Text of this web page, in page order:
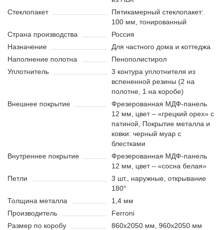
Стеклопакет
Пятикамерный стеклопакет:
100 мм, тонированный
Страна производства
Россия
Назначение
Для частного дома и коттеджа
Наполнение полотна
Пенополистирол
Уплотнитель
3 контура уплотнителя из
вспененной резины (2 на
полотне, 1 на коробе)
Внешнее покрытие
Фрезерованная МДФ-панель
12 мм, цвет – «грецкий орех» с
патиной, Покрытие металла и
ковки: черный муар с
блестками
Внутреннее покрытие
Фрезерованная МДФ-панель
12 мм, цвет – «сосна белая»
Петли
3 шт., наружные, открывание
180°
Толщина металла
1,4 мм
Производитель
Ferroni
Размер по коробу
860х2050 мм, 960х2050 мм